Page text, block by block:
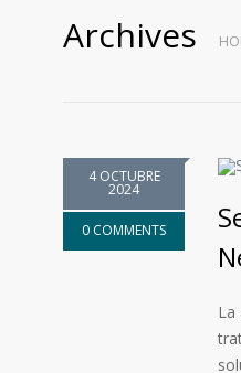
Archives
4 OCTUBRE
2024
0 COMMENTS
La